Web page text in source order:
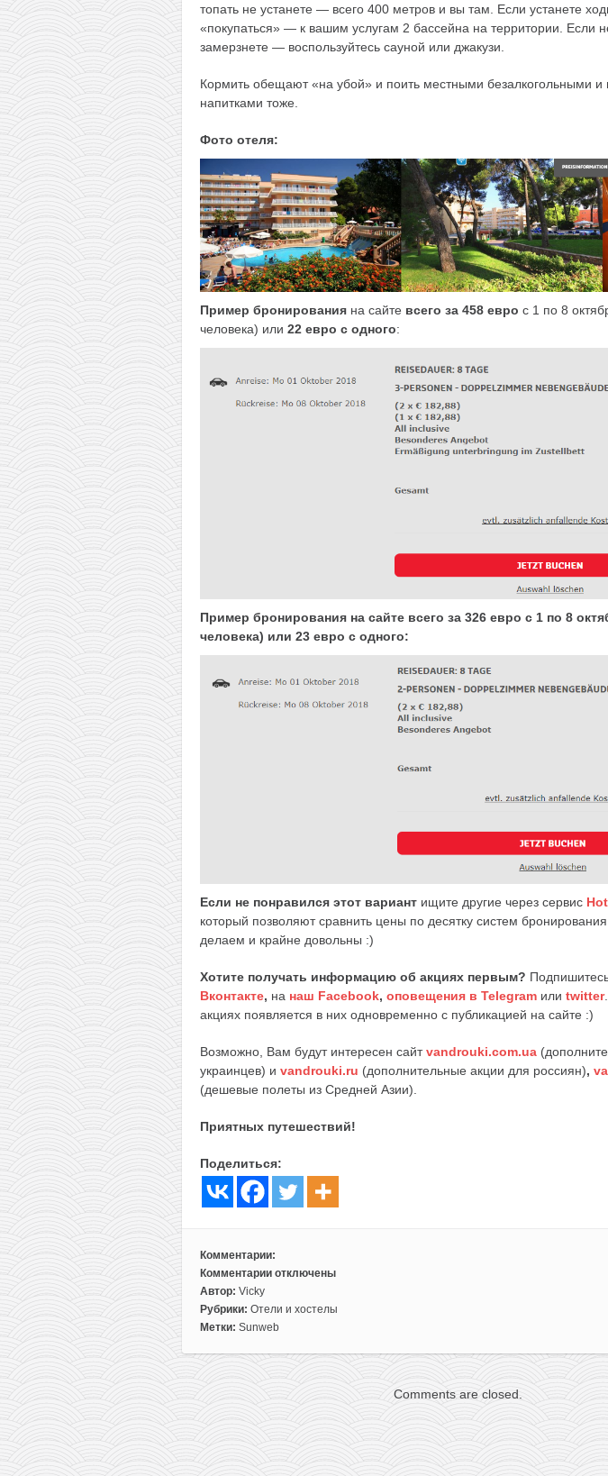
топать не устанете — всего 400 метров и вы там. Если устанете
«покупаться» — к вашим услугам 2 бассейна на территории. Если
замерзнете — воспользуйтесь сауной или джакузи.
Кормить обещают «на убой» и поить местными безалкогольными и
напитками тоже.
Фото отеля:
Пример бронирования на сайте всего за 458 евро с 1 по 8
человека) или 22 евро с одного:
Пример бронирования на сайте всего за 326 евро с 1 по 8
человека) или 23 евро с одного:
Если не понравился этот вариант ищите другие через сервис
который позволяют сравнить цены по десятку систем
делаем и крайне довольны :)
Хотите получать информацию об акциях первым?
Вконтакте, на наш Facebook, оповещения в Telegram или twitter
акциях появляется в них одновременно с публикацией на сайте :)
Возможно, Вам будут интересен сайтvandrouki.com.ua
украинцев) и vandrouki.ru (дополнительные акции для россиян),
(дешевые полеты из Средней Азии).
Приятных путешествий!
Поделиться:
Комментарии:
Комментарии
к
записи
Все
отель
Майорке
от
22€
с
отключены
Автор: Vicky
Рубрики: Отели и хостелы
Метки: Sunweb
Comments are closed.